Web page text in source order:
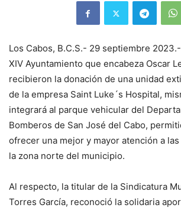
Los Cabos, B.C.S.- 29 septiembre
XIV Ayuntamiento que encabeza Oscar
recibieron la donación de una unidad
de la empresa Saint Luke´s Hospital,
integrará al parque vehicular del
Bomberos de San José del Cabo,
ofrecer una mejor y mayor atención a
la zona norte del municipio.
Al respecto, la titular de la Sindicatura
Torres García, reconoció la solidaria